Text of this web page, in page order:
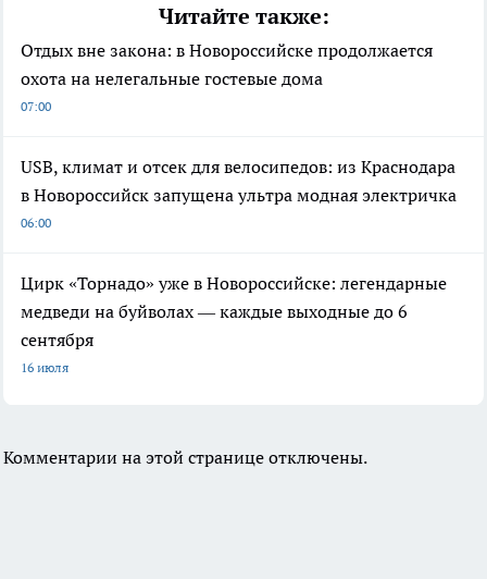
Читайте также:
Отдых вне закона: в Новороссийске продолжается
охота на нелегальные гостевые дома
07:00
USB, климат и отсек для велосипедов: из Краснодара
в Новороссийск запущена ультра модная электричка
06:00
Цирк «Торнадо» уже в Новороссийске: легендарные
медведи на буйволах — каждые выходные до 6
сентября
16 июля
Комментарии на этой странице отключены.